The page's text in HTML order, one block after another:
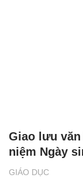
GIÁO DỤC
Giao lưu
niệm Ngày